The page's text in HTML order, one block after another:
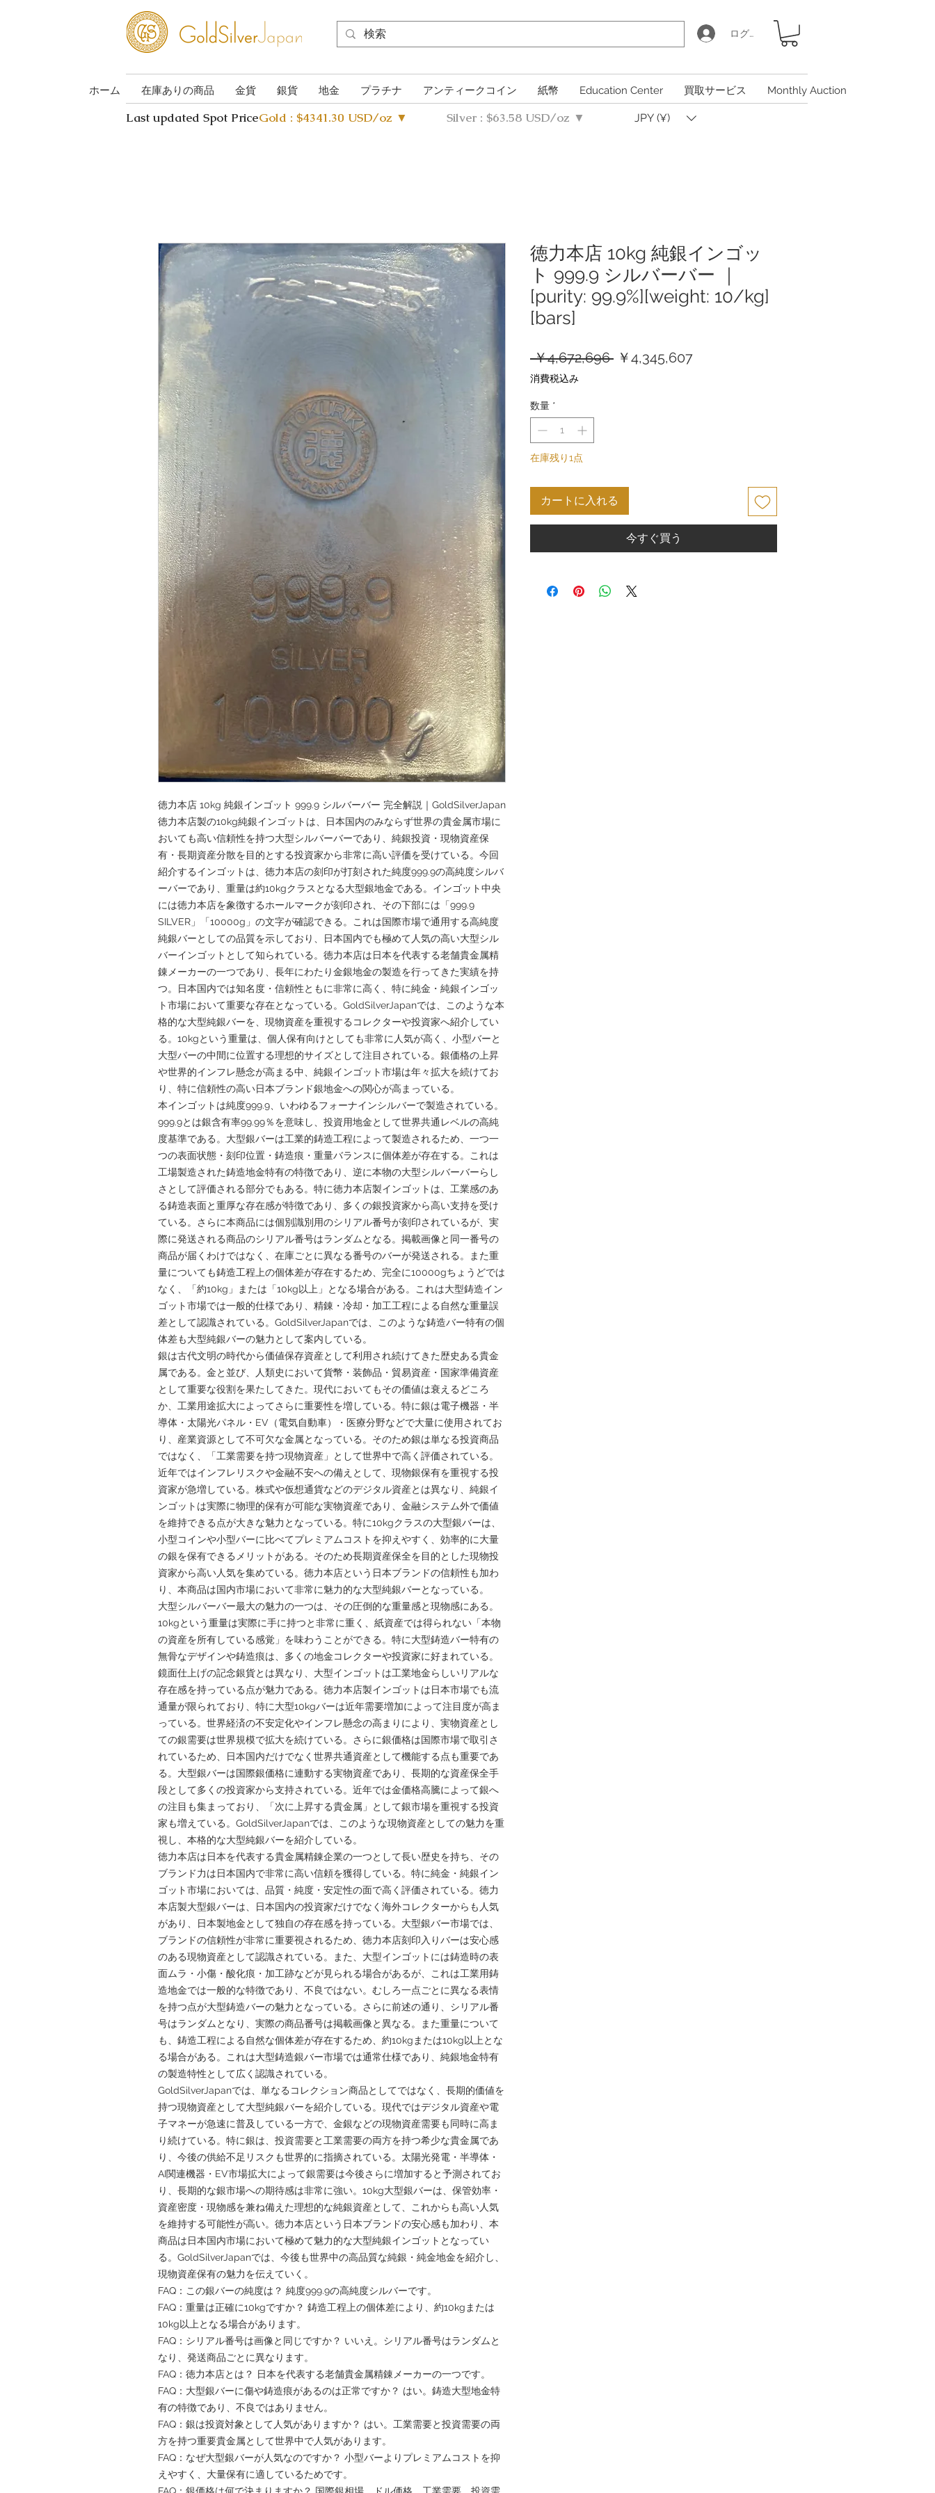
ログイン
ホーム 在庫ありの商品 金貨 銀貨 地金 プラチナ アンティークコイン 紙幣 Education Center 買取サービス Monthly Auction
Last updated Spot PriceGold : $4341.30 USD/oz ▼ Silver : $63.58 USD/oz ▼ JPY (¥)
徳力本店 10kg 純銀インゴット 999.9 シルバーバー 完全解説｜GoldSilverJapan
徳力本店製の10kg純銀インゴットは、日本国内のみならず世界の貴金属市場に
おいても高い信頼性を持つ大型シルバーバーであり、純銀投資・現物資産保
有・長期資産分散を目的とする投資家から非常に高い評価を受けている。今回
紹介するインゴットは、徳力本店の刻印が打刻された純度999.9の高純度シルバ
ーバーであり、重量は約10kgクラスとなる大型銀地金である。インゴット中央
には徳力本店を象徴するホールマークが刻印され、その下部には「999.9
SILVER」「10000g」の文字が確認できる。これは国際市場で通用する高純度
純銀バーとしての品質を示しており、日本国内でも極めて人気の高い大型シル
バーインゴットとして知られている。徳力本店は日本を代表する老舗貴金属精
錬メーカーの一つであり、長年にわたり金銀地金の製造を行ってきた実績を持
つ。日本国内では知名度・信頼性ともに非常に高く、特に純金・純銀インゴッ
ト市場において重要な存在となっている。GoldSilverJapanでは、このような本
格的な大型純銀バーを、現物資産を重視するコレクターや投資家へ紹介してい
る。10kgという重量は、個人保有向けとしても非常に人気が高く、小型バーと
大型バーの中間に位置する理想的サイズとして注目されている。銀価格の上昇
や世界的インフレ懸念が高まる中、純銀インゴット市場は年々拡大を続けてお
り、特に信頼性の高い日本ブランド銀地金への関心が高まっている。
本インゴットは純度999.9、いわゆるフォーナインシルバーで製造されている。
999.9とは銀含有率99.99％を意味し、投資用地金として世界共通レベルの高純
度基準である。大型銀バーは工業的鋳造工程によって製造されるため、一つ一
つの表面状態・刻印位置・鋳造痕・重量バランスに個体差が存在する。これは
工場製造された鋳造地金特有の特徴であり、逆に本物の大型シルバーバーらし
さとして評価される部分でもある。特に徳力本店製インゴットは、工業感のあ
る鋳造表面と重厚な存在感が特徴であり、多くの銀投資家から高い支持を受け
ている。さらに本商品には個別識別用のシリアル番号が刻印されているが、実
際に発送される商品のシリアル番号はランダムとなる。掲載画像と同一番号の
商品が届くわけではなく、在庫ごとに異なる番号のバーが発送される。また重
量についても鋳造工程上の個体差が存在するため、完全に10000gちょうどでは
なく、「約10kg」または「10kg以上」となる場合がある。これは大型鋳造イン
ゴット市場では一般的仕様であり、精錬・冷却・加工工程による自然な重量誤
差として認識されている。GoldSilverJapanでは、このような鋳造バー特有の個
体差も大型純銀バーの魅力として案内している。
銀は古代文明の時代から価値保存資産として利用され続けてきた歴史ある貴金
属である。金と並び、人類史において貨幣・装飾品・貿易資産・国家準備資産
として重要な役割を果たしてきた。現代においてもその価値は衰えるどころ
か、工業用途拡大によってさらに重要性を増している。特に銀は電子機器・半
導体・太陽光パネル・EV（電気自動車）・医療分野などで大量に使用されてお
り、産業資源として不可欠な金属となっている。そのため銀は単なる投資商品
ではなく、「工業需要を持つ現物資産」として世界中で高く評価されている。
近年ではインフレリスクや金融不安への備えとして、現物銀保有を重視する投
資家が急増している。株式や仮想通貨などのデジタル資産とは異なり、純銀イ
ンゴットは実際に物理的保有が可能な実物資産であり、金融システム外で価値
を維持できる点が大きな魅力となっている。特に10kgクラスの大型銀バーは、
小型コインや小型バーに比べてプレミアムコストを抑えやすく、効率的に大量
の銀を保有できるメリットがある。そのため長期資産保全を目的とした現物投
資家から高い人気を集めている。徳力本店という日本ブランドの信頼性も加わ
り、本商品は国内市場において非常に魅力的な大型純銀バーとなっている。
大型シルバーバー最大の魅力の一つは、その圧倒的な重量感と現物感にある。
10kgという重量は実際に手に持つと非常に重く、紙資産では得られない「本物
の資産を所有している感覚」を味わうことができる。特に大型鋳造バー特有の
無骨なデザインや鋳造痕は、多くの地金コレクターや投資家に好まれている。
鏡面仕上げの記念銀貨とは異なり、大型インゴットは工業地金らしいリアルな
存在感を持っている点が魅力である。徳力本店製インゴットは日本市場でも流
通量が限られており、特に大型10kgバーは近年需要増加によって注目度が高ま
っている。世界経済の不安定化やインフレ懸念の高まりにより、実物資産とし
ての銀需要は世界規模で拡大を続けている。さらに銀価格は国際市場で取引さ
れているため、日本国内だけでなく世界共通資産として機能する点も重要であ
る。大型銀バーは国際銀価格に連動する実物資産であり、長期的な資産保全手
段として多くの投資家から支持されている。近年では金価格高騰によって銀へ
の注目も集まっており、「次に上昇する貴金属」として銀市場を重視する投資
家も増えている。GoldSilverJapanでは、このような現物資産としての魅力を重
視し、本格的な大型純銀バーを紹介している。
徳力本店は日本を代表する貴金属精錬企業の一つとして長い歴史を持ち、その
ブランド力は日本国内で非常に高い信頼を獲得している。特に純金・純銀イン
ゴット市場においては、品質・純度・安定性の面で高く評価されている。徳力
本店製大型銀バーは、日本国内の投資家だけでなく海外コレクターからも人気
があり、日本製地金として独自の存在感を持っている。大型銀バー市場では、
ブランドの信頼性が非常に重要視されるため、徳力本店刻印入りバーは安心感
のある現物資産として認識されている。また、大型インゴットには鋳造時の表
面ムラ・小傷・酸化痕・加工跡などが見られる場合があるが、これは工業用鋳
造地金では一般的な特徴であり、不良ではない。むしろ一点ごとに異なる表情
を持つ点が大型鋳造バーの魅力となっている。さらに前述の通り、シリアル番
号はランダムとなり、実際の商品番号は掲載画像と異なる。また重量について
も、鋳造工程による自然な個体差が存在するため、約10kgまたは10kg以上とな
る場合がある。これは大型鋳造銀バー市場では通常仕様であり、純銀地金特有
の製造特性として広く認識されている。
GoldSilverJapanでは、単なるコレクション商品としてではなく、長期的価値を
持つ現物資産として大型純銀バーを紹介している。現代ではデジタル資産や電
子マネーが急速に普及している一方で、金銀などの現物資産需要も同時に高ま
り続けている。特に銀は、投資需要と工業需要の両方を持つ希少な貴金属であ
り、今後の供給不足リスクも世界的に指摘されている。太陽光発電・半導体・
AI関連機器・EV市場拡大によって銀需要は今後さらに増加すると予測されてお
り、長期的な銀市場への期待感は非常に強い。10kg大型銀バーは、保管効率・
資産密度・現物感を兼ね備えた理想的な純銀資産として、これからも高い人気
を維持する可能性が高い。徳力本店という日本ブランドの安心感も加わり、本
商品は日本国内市場において極めて魅力的な大型純銀インゴットとなってい
る。GoldSilverJapanでは、今後も世界中の高品質な純銀・純金地金を紹介し、
現物資産保有の魅力を伝えていく。
FAQ：この銀バーの純度は？ 純度999.9の高純度シルバーです。
FAQ：重量は正確に10kgですか？ 鋳造工程上の個体差により、約10kgまたは
10kg以上となる場合があります。
FAQ：シリアル番号は画像と同じですか？ いいえ。シリアル番号はランダムと
なり、発送商品ごとに異なります。
FAQ：徳力本店とは？ 日本を代表する老舗貴金属精錬メーカーの一つです。
FAQ：大型銀バーに傷や鋳造痕があるのは正常ですか？ はい。鋳造大型地金特
有の特徴であり、不良ではありません。
FAQ：銀は投資対象として人気がありますか？ はい。工業需要と投資需要の両
方を持つ重要貴金属として世界中で人気があります。
FAQ：なぜ大型銀バーが人気なのですか？ 小型バーよりプレミアムコストを抑
えやすく、大量保有に適しているためです。
FAQ：銀価格は何で決まりますか？ 国際銀相場、ドル価格、工業需要、投資需
徳力本店 10kg 純銀インゴッ
ト 999.9 シルバーバー ｜
[purity: 99.9%][weight: 10/kg]
[bars]
￥4,672,696 通￥4,345,607セ
消費税込み
数量 *
在庫残り1点
カートに入れる
今すぐ買う